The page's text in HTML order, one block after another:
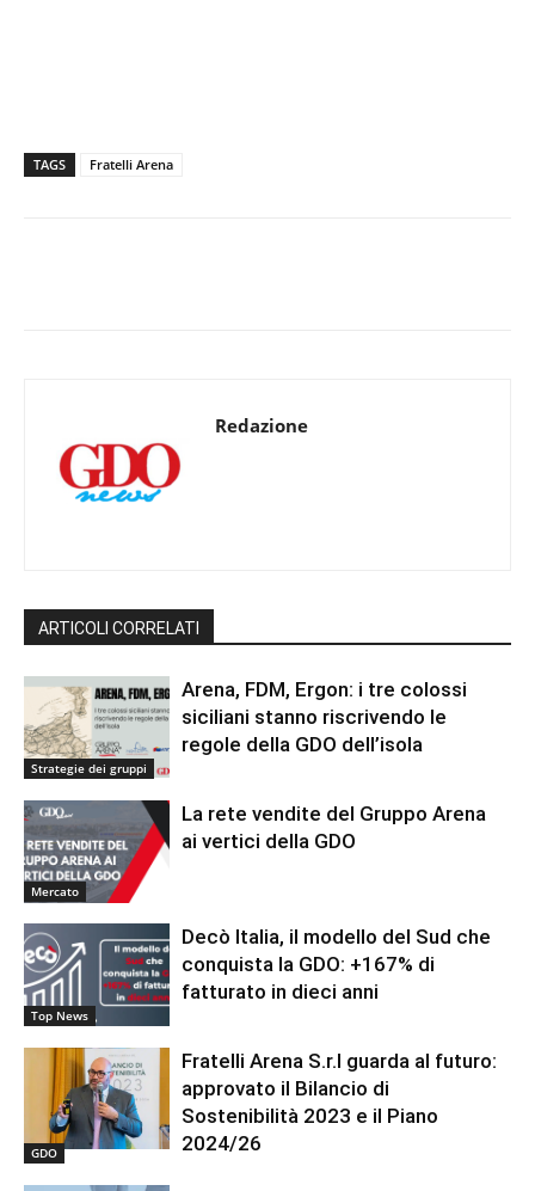
TAGS Fratelli Arena
Redazione
ARTICOLI CORRELATI
Strategie dei gruppi
Arena, FDM, Ergon: i tre colossi
siciliani stanno riscrivendo le
regole della GDO dell’isola
Mercato
La rete vendite del Gruppo Arena
ai vertici della GDO
Top News
Decò Italia, il modello del Sud che
conquista la GDO: +167% di
fatturato in dieci anni
GDO
Fratelli Arena S.r.l guarda al futuro:
approvato il Bilancio di
Sostenibilità 2023 e il Piano
2024/26